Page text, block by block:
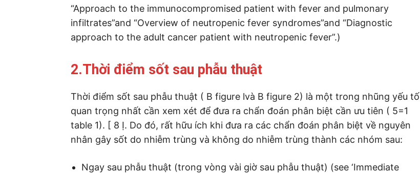
“Approach to the immunocompromised patient with fever and pulmonary
infiltrates”and “Overview of neutropenic fever syndromes”and “Diagnostic
approach to the adult cancer patient with neutropenic fever”.)
2.Thời điểm sốt sau phẫu thuật
Thời điểm sốt sau phẫu thuật ( B figure lvà B figure 2) là một trong nhũng yếu tố
quan trọng nhất cần xem xét để đưa ra chẩn đoán phân biệt cần ưu tiên ( 5=1
table 1). [ 8 Ị. Do đó, rất hữu ích khi đưa ra các chẩn đoán phân biệt về nguyên
nhân gây sốt do nhiễm trùng và không do nhiễm trùng thành các nhóm sau:
Ngay sau phẫu thuật (trong vòng vài giờ sau phẫu thuật) (see ‘Immediate